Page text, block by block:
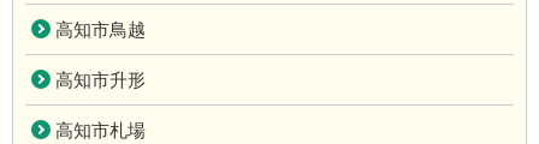
高知市鳥越
高知市升形
高知市札場